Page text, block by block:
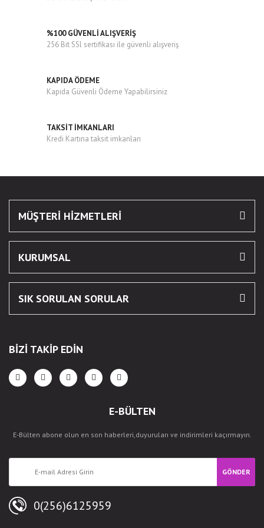
Gönder
%100 GÜVENLİ ALIŞVERİŞ
256 Bit SSl sertifikası ile güvenli alışveriş
KAPIDA ÖDEME
Kapıda Güvenli Ödeme Yapabilirsiniz
TAKSİT İMKANLARI
Kredi Kartına taksit imkanları
MÜŞTERİ HİZMETLERİ
KURUMSAL
SIK SORULAN SORULAR
BİZİ TAKİP EDİN
E-BÜLTEN
E-Bülten abone olun en son haberleri,duyuruları ve indirimleri kaçırmayın.
GÖNDER
0(256)6125959